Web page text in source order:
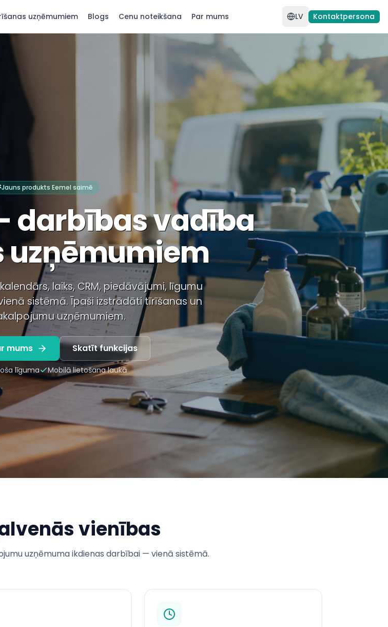
uzņēmumiem Blogs Cenu noteikšana Par mums LV Kontaktpersona
Jauns produkts Eemel saimē
darbības vadība
laiks, CRM, piedāvājumi, līgumu
sistēmā. Īpaši izstrādāti tīrīšanas un
uzņēmumiem.
mums Skatīt funkcijas
līguma Mobilā lietošana laukā
vienības
uzņēmuma ikdienas darbībai — vienā sistēmā.